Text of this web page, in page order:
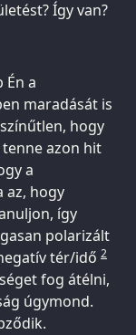
Így van?
Én a
maradását is
hogy
azon hit
a
az, hogy
így
polarizált
tér/idő 2
fog átélni,
úgymond.